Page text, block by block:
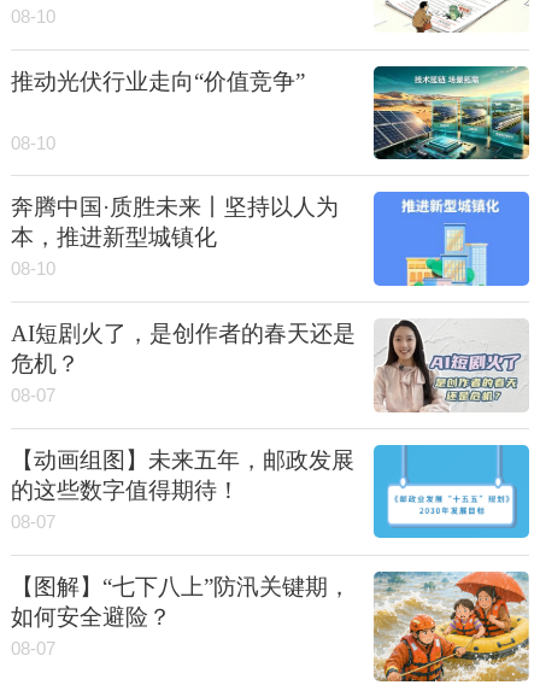
08-10
推动光伏行业走向“价值竞争”
08-10
奔腾中国·质胜未来丨坚持以人为
本，推进新型城镇化
08-10
AI短剧火了，是创作者的春天还是
危机？
08-07
【动画组图】未来五年，邮政发展
的这些数字值得期待！
08-07
【图解】“七下八上”防汛关键期，
如何安全避险？
08-07